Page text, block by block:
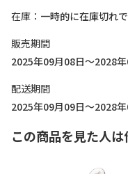
在庫
一時的に在庫切れ
販売期間
2025年09月08日～2028
配送期間
2025年09月09日～2028
この商品を見た人